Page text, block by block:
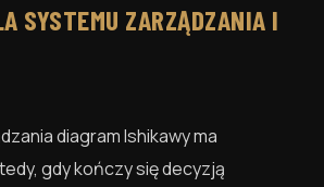
SYSTEMU ZARZĄDZANIA I
diagram Ishikawy ma
gdy kończy się decyzją